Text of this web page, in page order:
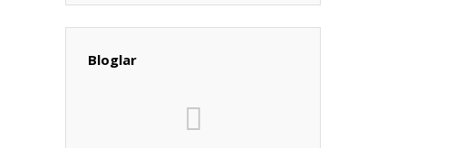
Bloglar